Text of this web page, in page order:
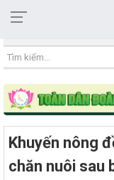
02:12:32 10/08/2026
Khuyến nông
chăn nuôi sau